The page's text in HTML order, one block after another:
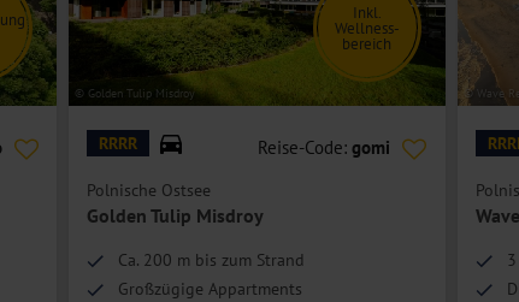
© Golden Tulip Misdroy
Inkl.
Wellness-
bereich
RRRR Reise-Code: gomi
Polnische Ostsee
Golden Tulip Misdroy
Ca. 200 m bis zum Strand
Großzügige Appartments
© Wave